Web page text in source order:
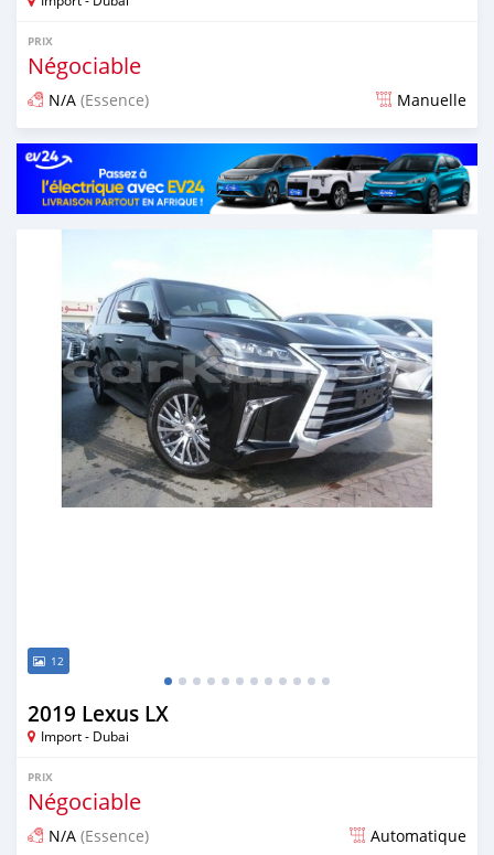
PRIX
Négociable
N/A (Essence) Manuelle
Publié il y a environ 7 ans
12
2019 Lexus LX
Import - Dubai
PRIX
Négociable
N/A (Essence) Automatique